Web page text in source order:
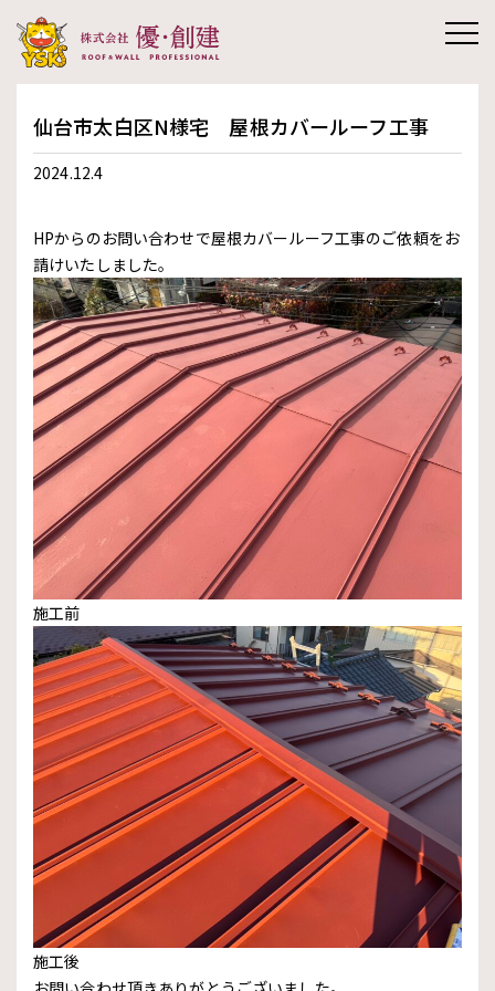
株式会社優創
建
仙台市太白区N様宅 屋根カバールーフ工事
2024.12.4
HPからのお問い合わせで屋根カバールーフ工事のご依頼をお
請けいたしました。
施工前
施工後